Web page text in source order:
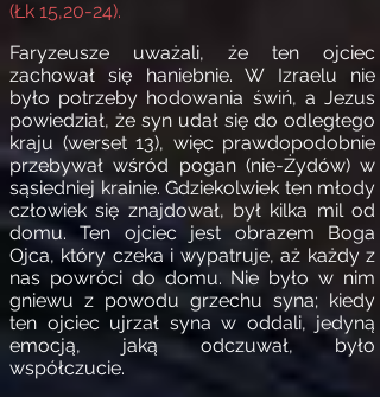
(Łk 15,20-24).
Faryzeusze uważali, że ten ojciec
zachował się haniebnie. W Izraelu nie
było potrzeby hodowania świń, a Jezus
powiedział, że syn udał się do odległego
kraju (werset 13), więc prawdopodobnie
przebywał wśród pogan (nie-Żydów) w
sąsiedniej krainie. Gdziekolwiek ten młody
człowiek się znajdował, był kilka mil od
domu. Ten ojciec jest obrazem Boga
Ojca, który czeka i wypatruje, aż każdy z
nas powróci do domu. Nie było w nim
gniewu z powodu grzechu syna; kiedy
ten ojciec ujrzał syna w oddali, jedyną
emocją, jaką odczuwał, było
współczucie.